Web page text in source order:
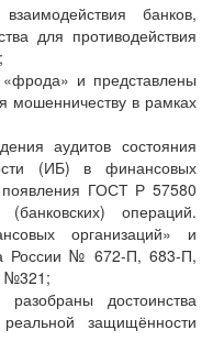
банков,
для противодействия
и представлены
мошенничеству в рамках
аудитов состояния
(ИБ) в финансовых
ГОСТ Р 57580
операций.
организаций» и
России № 672-П, 683-П,
№321;
достоинства
защищённости